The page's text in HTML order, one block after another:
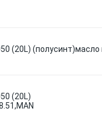
(20L)
(20L)